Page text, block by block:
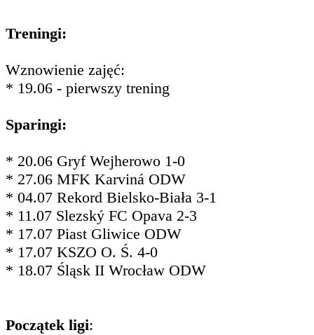
Treningi:
Wznowienie zajęć:
* 19.06 - pierwszy trening
Sparingi:
* 20.06 Gryf Wejherowo 1-0
* 27.06 MFK Karviná ODW
* 04.07 Rekord Bielsko-Biała 3-1
* 11.07 Slezský FC Opava 2-3
* 17.07 Piast Gliwice ODW
* 17.07 KSZO O. Ś. 4-0
* 18.07 Śląsk II Wrocław ODW
Początek ligi: